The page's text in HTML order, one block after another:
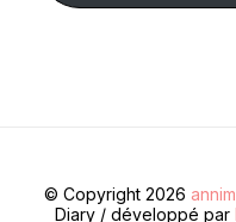
© Copyright 2026
Diary / développé par